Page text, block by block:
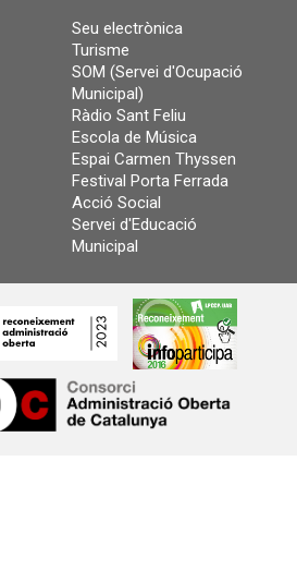
Seu electrònica
Turisme
SOM (Servei d'Ocupació
Municipal)
Ràdio Sant Feliu
Escola de Música
Espai Carmen Thyssen
Festival Porta Ferrada
Acció Social
Servei d'Educació
Municipal